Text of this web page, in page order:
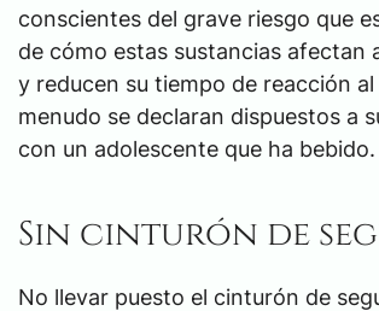
conscientes del grave riesgo que
de cómo estas sustancias afectan
y reducen su tiempo de reacción
menudo se declaran dispuestos a
con un adolescente que ha bebido.
Sin cinturón de
No llevar puesto el cinturón de